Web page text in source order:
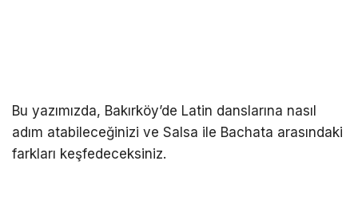
Bu yazımızda, Bakırköy’de Latin danslarına nasıl
adım atabileceğinizi ve Salsa ile Bachata arasındaki
farkları keşfedeceksiniz.